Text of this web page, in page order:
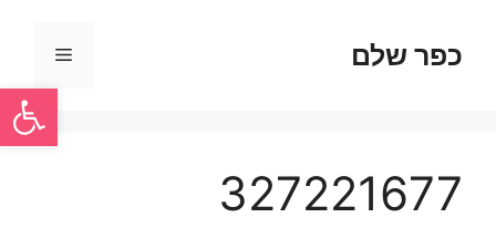
פתח
כפר שלם
327221677